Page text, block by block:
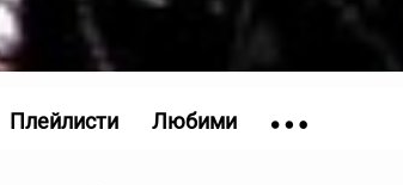
Плейлисти Любими